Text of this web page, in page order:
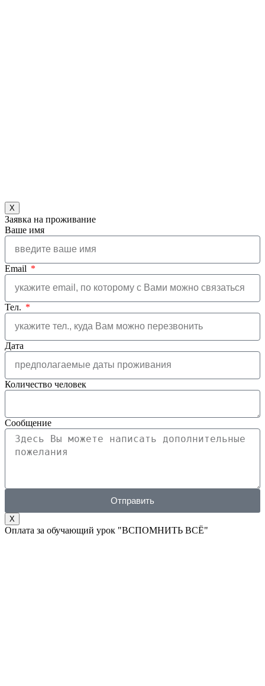
X
Заявка на проживание
Ваше имя
Email
Тел.
Дата
Количество человек
Сообщение
Отправить
X
Оплата за обучающий урок "ВСПОМНИТЬ ВСЁ"